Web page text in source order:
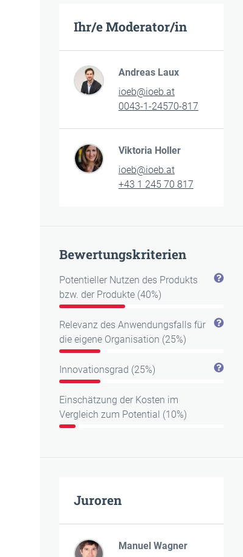
Ihr/e Moderator/in
Andreas Laux
ioeb@ioeb.at
0043-1-24570-817
Viktoria Holler
ioeb@ioeb.at
+43 1 245 70 817
Bewertungskriterien
Potentieller Nutzen des Produkts
bzw. der Produkte (40%)
Relevanz des Anwendungsfalls für
die eigene Organisation (25%)
Innovationsgrad (25%)
Einschätzung der Kosten im
Vergleich zum Potential (10%)
Juroren
Manuel Wagner